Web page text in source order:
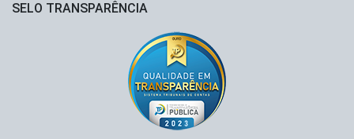
SELO TRANSPARÊNCIA